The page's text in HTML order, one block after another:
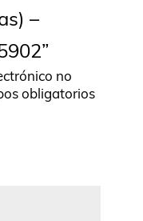
–
no
obligatorios